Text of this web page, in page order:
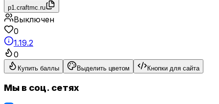
p1.craftmc.ru
Выключен
0
1.19.2
0
Купить баллы Выделить цветом Кнопки для сайта
Мы в соц. сетях